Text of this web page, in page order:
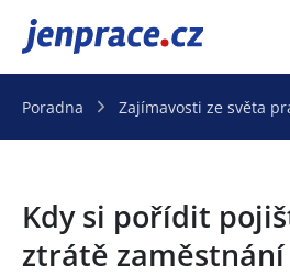
JenPráce.cz
Poradna Zajímavosti ze světa
Kdy si pořídit
ztrátě zaměstnání